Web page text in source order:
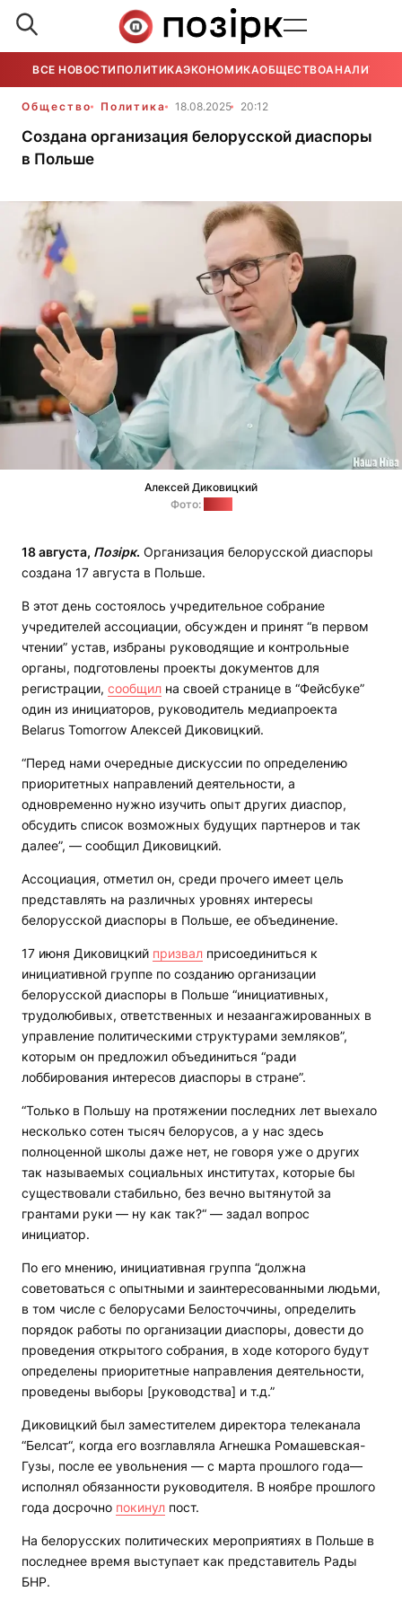
ВСЕ НОВОСТИ ПОЛИТИКАЭКОНОМИКАОБЩЕСТВОАНАЛИТИКА
Общество Политика 18.08.2025 20:12
Создана организация белорусской диаспоры
в Польше
Алексей Диковицкий
Фото:
18 августа, Позірк. Организация белорусской диаспоры
создана 17 августа в Польше.
В этот день состоялось учредительное собрание
учредителей ассоциации, обсужден и принят “в первом
чтении” устав, избраны руководящие и контрольные
органы, подготовлены проекты документов для
регистрации, сообщил на своей странице в “Фейсбуке”
один из инициаторов, руководитель медиапроекта
Belarus Tomorrow Алексей Диковицкий.
“Перед нами очередные дискуссии по определению
приоритетных направлений деятельности, а
одновременно нужно изучить опыт других диаспор,
обсудить список возможных будущих партнеров и так
далее”, — сообщил Диковицкий.
Ассоциация, отметил он, среди прочего имеет цель
представлять на различных уровнях интересы
белорусской диаспоры в Польше, ее объединение.
17 июня Диковицкий призвал присоединиться к
инициативной группе по созданию организации
белорусской диаспоры в Польше “инициативных,
трудолюбивых, ответственных и незаангажированных в
управление политическими структурами земляков”,
которым он предложил объединиться “ради
лоббирования интересов диаспоры в стране”.
“Только в Польшу на протяжении последних лет выехало
несколько сотен тысяч белорусов, а у нас здесь
полноценной школы даже нет, не говоря уже о других
так называемых социальных институтах, которые бы
существовали стабильно, без вечно вытянутой за
грантами руки — ну как так?“ — задал вопрос
инициатор.
По его мнению, инициативная группа “должна
советоваться с опытными и заинтересованными людьми,
в том числе с белорусами Белосточчины, определить
порядок работы по организации диаспоры, довести до
проведения открытого собрания, в ходе которого будут
определены приоритетные направления деятельности,
проведены выборы [руководства] и т.д.”
Диковицкий был заместителем директора телеканала
“Белсат“, когда его возглавляла Агнешка Ромашевская-
Гузы, после ее увольнения — с марта прошлого года—
исполнял обязанности руководителя. В ноябре прошлого
года досрочно покинул пост.
На белорусских политических мероприятиях в Польше в
последнее время выступает как представитель Рады
БНР.